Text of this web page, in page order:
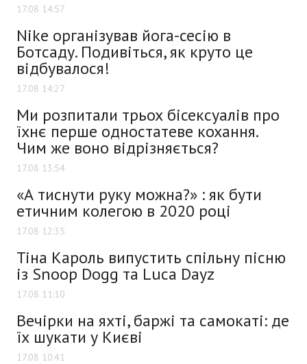
17.08 14:57
Nike організував йога-сесію в
Ботсаду. Подивіться, як круто це
відбувалося!
17.08 14:27
Ми розпитали трьох бісексуалів про
їхнє перше одностатеве кохання.
Чим же воно відрізняється?
17.08 13:54
«А‌ ‌тиснути‌ ‌руку‌ ‌можна?»‌ ‌:‌ ‌як‌ ‌бути‌
‌етичним‌ ‌колегою‌ ‌в‌ ‌2020‌ ‌році‌ ‌
17.08 12:35
Тіна Кароль випустить спільну пісню
із Snoop Dogg та Luca Dayz
17.08 11:10
Вечірки на яхті, баржі та самокаті: де
їх шукати у Києві
17.08 10:41